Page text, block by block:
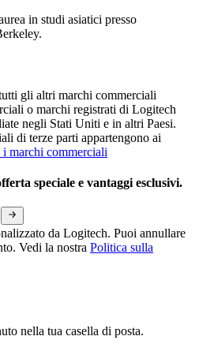
in studi asiatici presso
gli altri marchi commerciali
o marchi registrati di Logitech
negli Stati Uniti e in altri Paesi.
di terze parti appartengono ai
marchi commerciali
speciale e vantaggi esclusivi.
da Logitech. Puoi annullare
Vedi la nostra Politica sulla
nella tua casella di posta.